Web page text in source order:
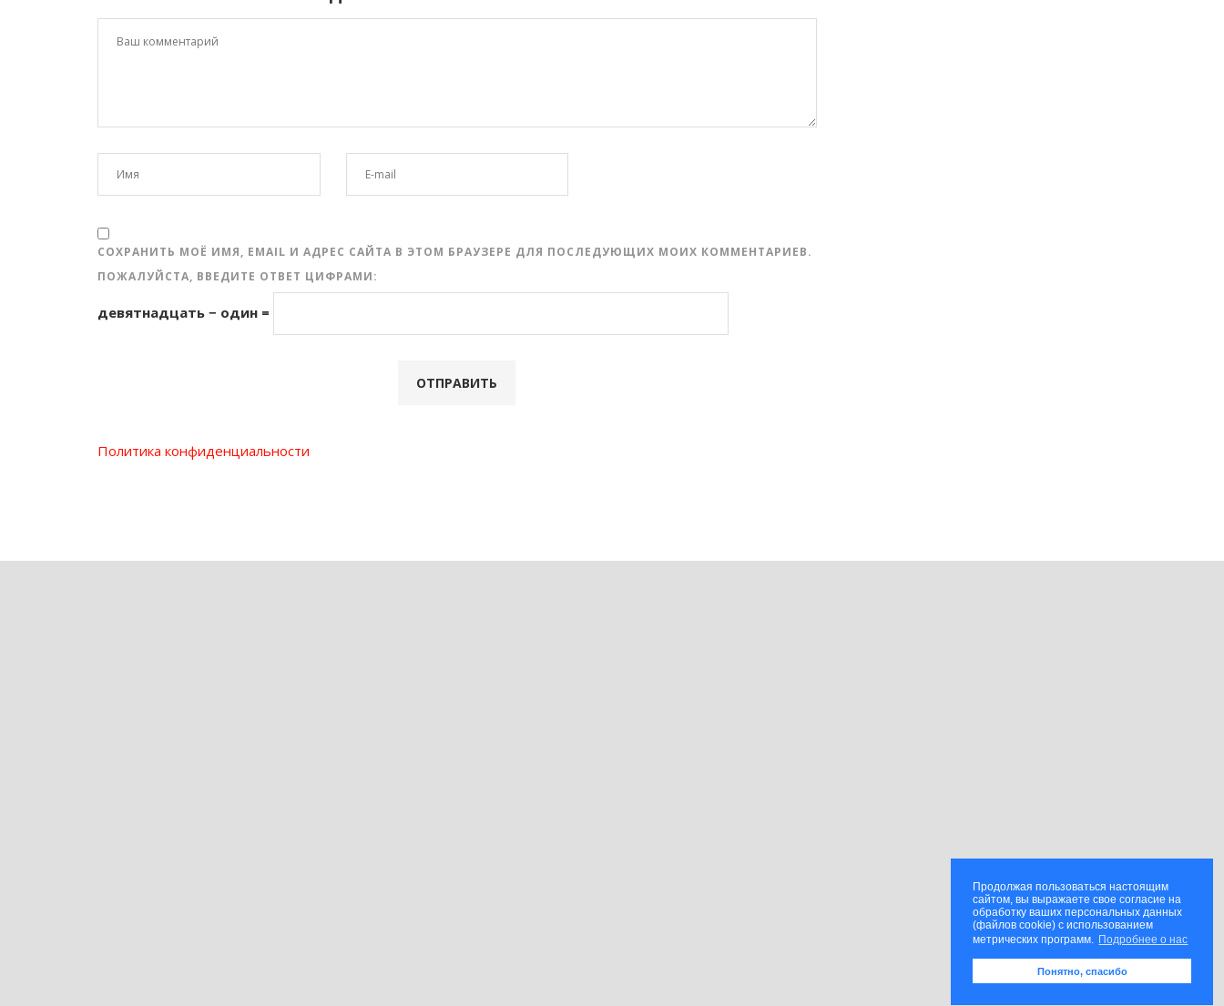
Продолжая пользоваться настоящим
сайтом, вы выражаете свое согласие на
обработку ваших персональных данных
(файлов cookie) с использованием
метрических программ. Подробнее о нас
Понятно, спасибо
СОХРАНИТЬ МОЁ ИМЯ, EMAIL И АДРЕС САЙТА В ЭТОМ БРАУЗЕРЕ ДЛЯ ПОСЛЕДУЮЩИХ МОИХ КОММЕНТАРИЕВ.
ПОЖАЛУЙСТА, ВВЕДИТЕ ОТВЕТ ЦИФРАМИ:
девятнадцать − один =
Политика конфиденциальности